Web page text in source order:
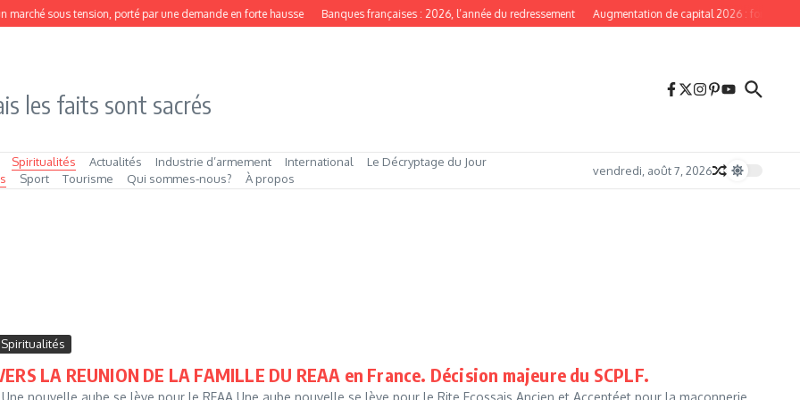
sous tension, porté par une demande en forte hausse Banques françaises : 2026, l’année du redressement Augmentation de capital 2026 : forte
les faits sont sacrés
Spiritualités Actualités Industrie d’armement International
Le Décryptage du Jour
Sport Tourisme Qui sommes‑nous? À propos
vendredi, août 7, 2026
Spiritualités
LA REUNION DE LA FAMILLE DU REAA en France. Décision majeure du SCPLF.
Une nouvelle aube se lève pour le REAA Une aube nouvelle se lève pour le Rite Ecossais Ancien et Acceptéet pour la maçonnerie